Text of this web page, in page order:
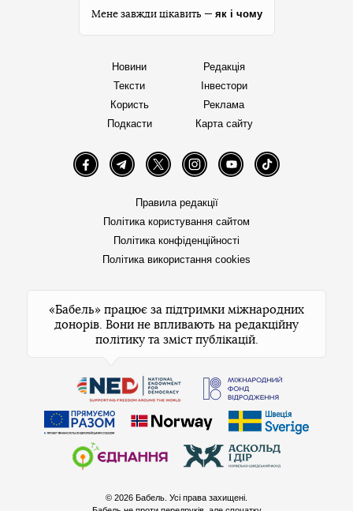
Мене завжди цікавить — як і чому
Новини
Тексти
Користь
Подкасти
Редакція
Інвестори
Реклама
Карта сайту
FacebookTelegramTwitter InstagramYouTube TikTok
Правила редакції
Політика користування сайтом
Політика конфіденційності
Політика використання cookies
«Бабель» працює за підтримки міжнародних
донорів. Вони не впливають на редакційну
політику та зміст публікацій.
© 2026 Бабель. Усі права захищені.